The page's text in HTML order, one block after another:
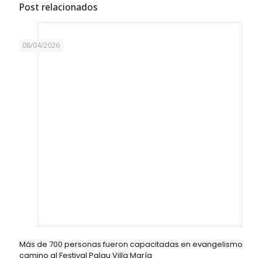
Post relacionados
08/04/2026
Más de 700 personas fueron capacitadas en evangelismo
camino al Festival Palau Villa María